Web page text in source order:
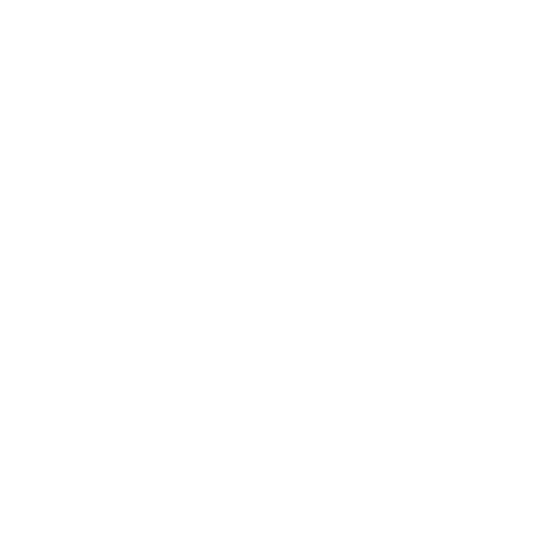
了承ください。
をご了承くださ
です。
ず変更すること
1000ppm以下、
) : 1000ppm、
貨物等」とい
可)を取得する